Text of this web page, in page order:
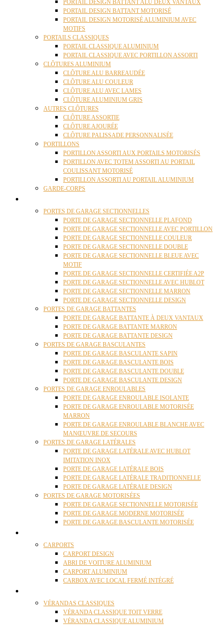
PORTAIL DESIGN BATTANT ALU DEUX VANTAUX
PORTAIL DESIGN BATTANT MOTORISÉ
PORTAIL DESIGN MOTORISÉ ALUMINIUM AVEC
MOTIFS
PORTAILS CLASSIQUES
PORTAIL CLASSIQUE ALUMINIUM
PORTAIL CLASSIQUE AVEC PORTILLON ASSORTI
CLÔTURES ALUMINIUM
CLÔTURE ALU BARREAUDÉE
CLÔTURE ALU COULEUR
CLÔTURE ALU AVEC LAMES
CLÔTURE ALUMINIUM GRIS
AUTRES CLÔTURES
CLÔTURE ASSORTIE
CLÔTURE AJOURÉE
CLÔTURE PALISSADE PERSONNALISÉE
PORTILLONS
PORTILLON ASSORTI AUX PORTAILS MOTORISÉS
PORTILLON AVEC TOTEM ASSORTI AU PORTAIL
COULISSANT MOTORISÉ
PORTILLON ASSORTI AU PORTAIL ALUMINIUM
GARDE-CORPS
PORTES DE GARAGE SECTIONNELLES
PORTE DE GARAGE SECTIONNELLE PLAFOND
PORTE DE GARAGE SECTIONNELLE AVEC PORTILLON
PORTE DE GARAGE SECTIONNELLE COULEUR
PORTE DE GARAGE SECTIONNELLE DOUBLE
PORTE DE GARAGE SECTIONNELLE BLEUE AVEC
MOTIF
PORTE DE GARAGE SECTIONNELLE CERTIFIÉE A2P
PORTE DE GARAGE SECTIONNELLE AVEC HUBLOT
PORTE DE GARAGE SECTIONNELLE MARRON
PORTE DE GARAGE SECTIONNELLE DESIGN
PORTES DE GARAGE BATTANTES
PORTE DE GARAGE BATTANTE À DEUX VANTAUX
PORTE DE GARAGE BATTANTE MARRON
PORTE DE GARAGE BATTANTE DESIGN
PORTES DE GARAGE BASCULANTES
PORTE DE GARAGE BASCULANTE SAPIN
PORTE DE GARAGE BASCULANTE BOIS
PORTE DE GARAGE BASCULANTE DOUBLE
PORTE DE GARAGE BASCULANTE DESIGN
PORTES DE GARAGE ENROULABLES
PORTE DE GARAGE ENROULABLE ISOLANTE
PORTE DE GARAGE ENROULABLE MOTORISÉE
MARRON
PORTE DE GARAGE ENROULABLE BLANCHE AVEC
MANŒUVRE DE SECOURS
PORTES DE GARAGE LATÉRALES
PORTE DE GARAGE LATÉRALE AVEC HUBLOT
IMITATION INOX
PORTE DE GARAGE LATÉRALE BOIS
PORTE DE GARAGE LATÉRALE TRADITIONNELLE
PORTE DE GARAGE LATÉRALE DESIGN
PORTES DE GARAGE MOTORISÉES
PORTE DE GARAGE SECTIONNELLE MOTORISÉE
PORTE DE GARAGE MODERNE MOTORISÉE
PORTE DE GARAGE BASCULANTE MOTORISÉE
CARPORTS
CARPORT DESIGN
ABRI DE VOITURE ALUMINIUM
CARPORT ALUMINIUM
CARBOX AVEC LOCAL FERMÉ INTÉGRÉ
VÉRANDAS CLASSIQUES
VÉRANDA CLASSIQUE TOIT VERRE
VÉRANDA CLASSIQUE ALUMINIUM